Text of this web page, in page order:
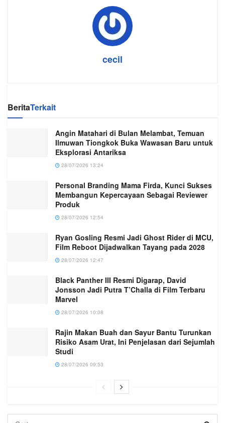
cecil
BeritaTerkait
Angin Matahari di Bulan Melambat, Temuan
Ilmuwan Tiongkok Buka Wawasan Baru untuk
Eksplorasi Antariksa
28/07/2026 13:24
Personal Branding Mama Firda, Kunci Sukses
Membangun Kepercayaan Sebagai Reviewer
Produk
28/07/2026 12:54
Ryan Gosling Resmi Jadi Ghost Rider di MCU,
Film Reboot Dijadwalkan Tayang pada 2028
28/07/2026 12:47
Black Panther III Resmi Digarap, David
Jonsson Jadi Putra T’Challa di Film Terbaru
Marvel
28/07/2026 10:08
Rajin Makan Buah dan Sayur Bantu Turunkan
Risiko Asam Urat, Ini Penjelasan dari Sejumlah
Studi
28/07/2026 09:53